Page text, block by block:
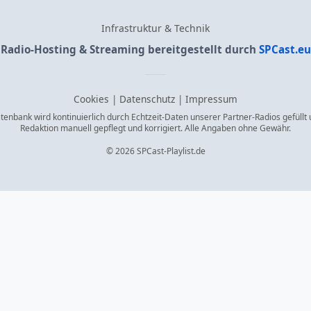
Infrastruktur & Technik
Radio-Hosting & Streaming bereitgestellt durch SPCast.eu
Cookies | Datenschutz | Impressum
wird kontinuierlich durch Echtzeit-Daten unserer Partner-Radios gefüllt
Redaktion manuell gepflegt und korrigiert. Alle Angaben ohne Gewähr.
© 2026 SPCast-Playlist.de